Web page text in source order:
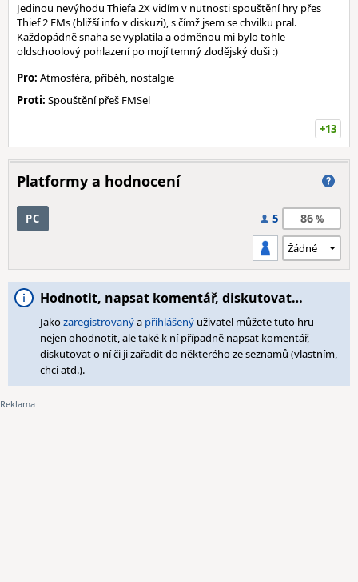
Jedinou nevýhodu Thiefa 2X vidím v nutnosti spouštění hry přes
Thief 2 FMs (bližší info v diskuzi), s čímž jsem se chvilku pral.
Každopádně snaha se vyplatila a odměnou mi bylo tohle
oldschoolový pohlazení po mojí temný zlodějský duši :)
Pro: Atmosféra, příběh, nostalgie
Proti: Spouštění přeš FMSel
+13
Platformy a hodnocení
PC 5 86
Hodnotit, napsat komentář, diskutovat…
Jakozaregistrovanýa přihlášený uživatel můžete tuto hru
nejen ohodnotit, ale také k ní případně napsat komentář,
diskutovat o ní či ji zařadit do některého ze seznamů (vlastním,
chci atd.).